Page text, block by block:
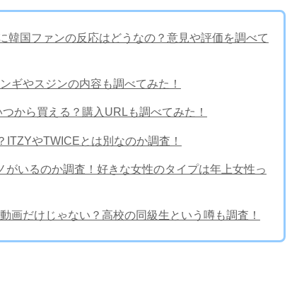
韓国ファンの反応はどうなの？意見や評価を調べて
ギやスジンの内容も調べてみた！
から買える？購入URLも調べてみた！
やTWICEとは別なのか調査！
いるのか調査！好きな女性のタイプは年上女性っ
画だけじゃない？高校の同級生という噂も調査！